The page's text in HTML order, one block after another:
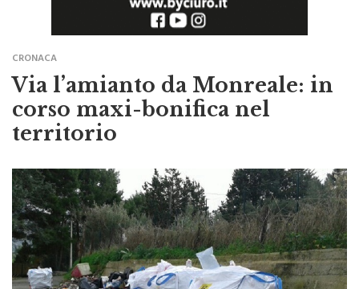
CRONACA
Via l’amianto da Monreale: in
corso maxi-bonifica nel
territorio